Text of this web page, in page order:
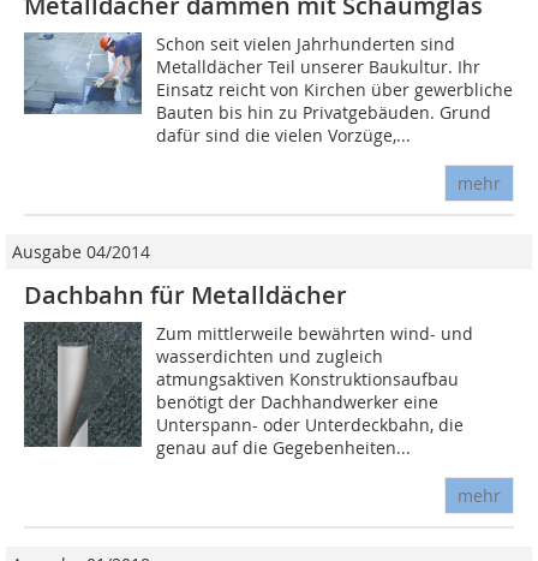
Schon seit vielen Jahrhunderten sind
Metalldächer Teil unserer Baukultur. Ihr
Einsatz reicht von Kirchen über gewerbliche
Bauten bis hin zu Privatgebäuden. Grund
dafür sind die vielen Vorzüge,...
mehr
Ausgabe 04/2014
Dachbahn für Metalldächer
Zum mittlerweile bewährten wind- und
wasserdichten und zugleich
atmungsaktiven Konstruktionsaufbau
benötigt der Dachhandwerker eine
Unterspann- oder Unterdeckbahn, die
genau auf die Gegebenheiten...
mehr